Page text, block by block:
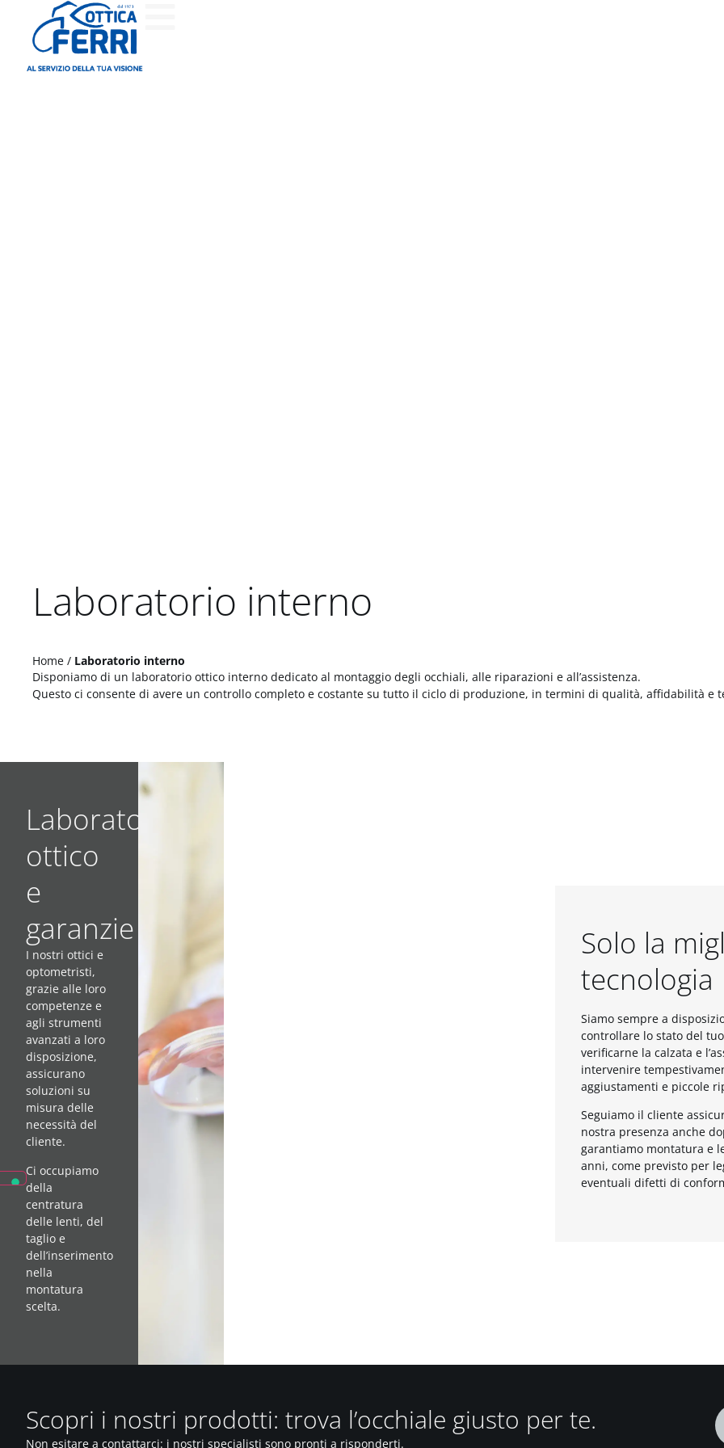
Laboratorio interno
Home / Laboratorio interno
Disponiamo di un laboratorio ottico interno dedicato al montaggio degli occhiali, alle riparazioni e all’assistenza.
Questo ci consente di avere un controllo completo e costante su tutto il ciclo di produzione, in termini di qualità, affidabilità e
Laboratorio
ottico
e
garanzie
I nostri ottici e
optometristi,
grazie alle loro
competenze e
agli strumenti
avanzati a loro
disposizione,
assicurano
soluzioni su
misura delle
necessità del
cliente.
Ci occupiamo
della
centratura
delle lenti, del
taglio e
dell’inserimento
nella
montatura
scelta.
Solo la
tecnologia
Siamo sempre a
controllare lo stato del
verificarne la calzata e
intervenire
aggiustamenti e piccole
Seguiamo il cliente
nostra presenza anche
garantiamo montatura e
anni, come previsto per
eventuali difetti di
Scopri i nostri prodotti: trova l’occhiale giusto per te.
Non esitare a contattarci: i nostri specialisti sono pronti a risponderti.